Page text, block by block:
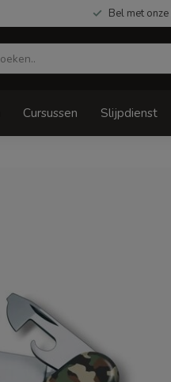
Bel met onze
Cursussen Slijpdienst